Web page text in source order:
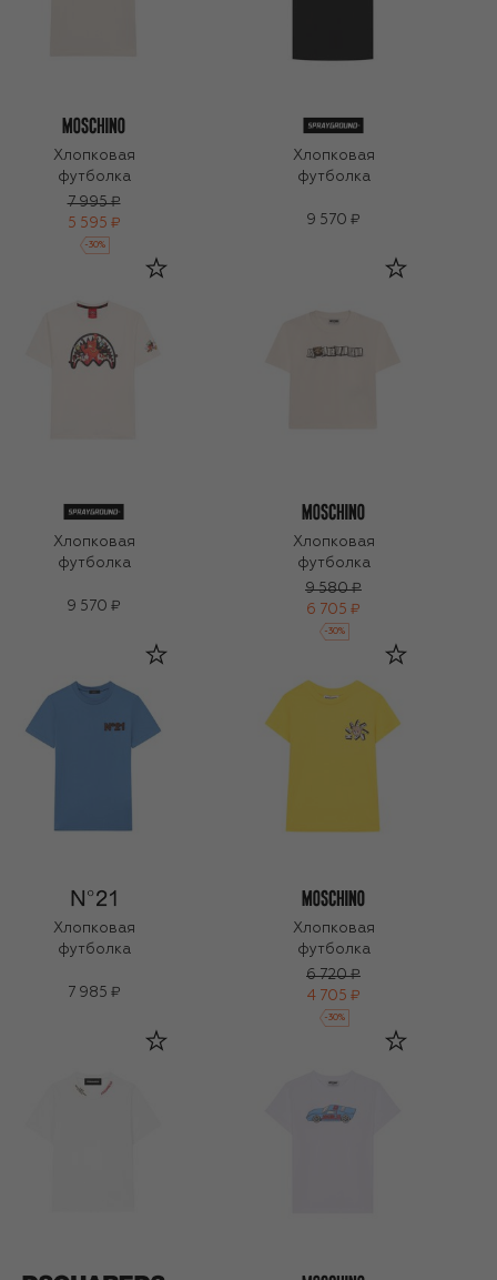
Хлопковая
футболка
7 995 ₽
5 595 ₽
-30%
Хлопковая
футболка
9 570 ₽
Хлопковая
футболка
9 570 ₽
Хлопковая
футболка
9 580 ₽
6 705 ₽
-30%
Хлопковая
футболка
7 985 ₽
Хлопковая
футболка
6 720 ₽
4 705 ₽
-30%